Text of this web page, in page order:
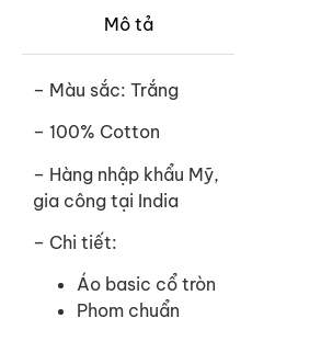
Mô tả
– Màu sắc: Trắng
– 100% Cotton
– Hàng nhập khẩu Mỹ,
gia công tại India
– Chi tiết:
Áo basic cổ tròn
Phom chuẩn